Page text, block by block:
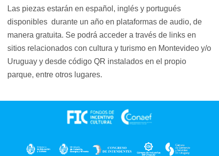
Las piezas estarán en español, inglés y portugués
disponibles durante un año en plataformas de audio, de
manera gratuita. Se podrá acceder a través de links en
sitios relacionados con cultura y turismo en Montevideo y/o
Uruguay y desde código QR instalados en el propio
parque, entre otros lugares.